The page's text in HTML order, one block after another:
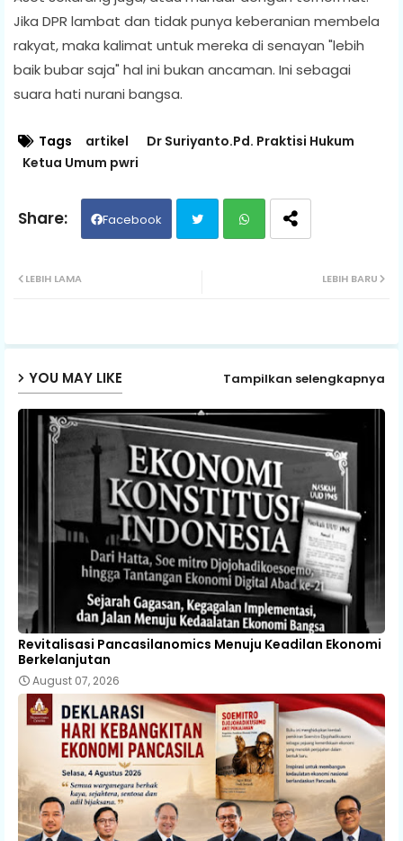
Jika DPR lambat dan tidak punya keberanian membela
rakyat, maka kalimat untuk mereka di senayan "lebih
baik bubar saja" hal ini bukan ancaman. Ini sebagai
suara hati nurani bangsa.
Tags artikel
Dr Suriyanto.Pd. Praktisi Hukum
Ketua Umum pwri
Facebook
ap
p
LEBIH BARU
LEBIH LAMA
YOU MAY LIKE Tampilkan selengkapnya
Revitalisasi Pancasilanomics Menuju Keadilan Ekonomi
Berkelanjutan
August 07, 2026